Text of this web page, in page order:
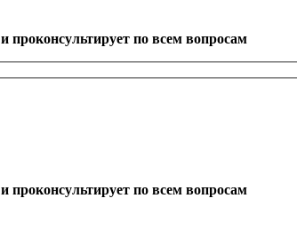
и проконсультирует по всем вопросам
и проконсультирует по всем вопросам